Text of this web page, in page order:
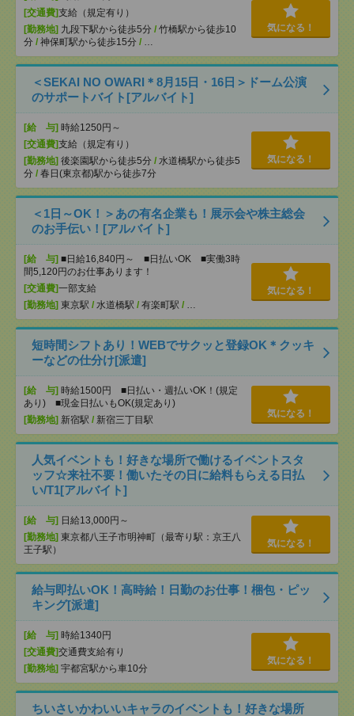
[交通費]支給（規定有り）
[勤務地] 九段下駅から徒歩5分 / 竹橋駅から徒歩10
分 / 神保町駅から徒歩15分 / …
気になる！
＜SEKAI NO OWARI＊8月15日・16日＞ドーム公演
のサポートバイト[アルバイト]
[給 与] 時給1250円～
[交通費]支給（規定有り）
[勤務地] 後楽園駅から徒歩5分 / 水道橋駅から徒歩5
分 / 春日(東京都)駅から徒歩7分
気になる！
＜1日～OK！＞あの有名企業も！展示会や株主総会
のお手伝い！[アルバイト]
[給 与] ■日給16,840円～ ■日払いOK ■実働3時
間5,120円のお仕事あります！
[交通費]一部支給
[勤務地] 東京駅 / 水道橋駅 / 有楽町駅 / …
気になる！
短時間シフトあり！WEBでサクッと登録OK＊クッキ
ーなどの仕分け[派遣]
[給 与] 時給1500円 ■日払い・週払いOK！(規定
あり) ■現金日払いもOK(規定あり)
[勤務地] 新宿駅 / 新宿三丁目駅
気になる！
人気イベントも！好きな場所で働けるイベントスタ
ッフ☆来社不要！働いたその日に給料もらえる日払
い/T1[アルバイト]
[給 与] 日給13,000円～
[勤務地] 東京都八王子市明神町（最寄り駅：京王八
王子駅）
気になる！
給与即払いOK！高時給！日勤のお仕事！梱包・ピッ
キング[派遣]
[給 与] 時給1340円
[交通費]交通費支給有り
[勤務地] 宇都宮駅から車10分
気になる！
ちいさいかわいいキャラのイベントも！好きな場所